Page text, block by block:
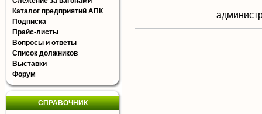
Каталог предприятий АПК
Подписка
Прайс-листы
Вопросы и ответы
Список должников
Выставки
Форум
СПРАВОЧНИК